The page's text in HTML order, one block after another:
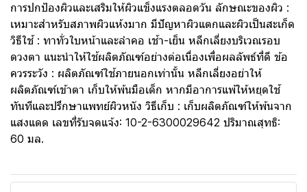
การปกป้องผิวและเสริมให้ผิวแข็งแรงตลอดวัน ลักษณะของผิว :
เหมาะสำหรับสภาพผิวแห้งมาก มีปัญหาผิวแตกและผิวเป็นสะเก็ด
วิธีใช้ : ทาทั่วใบหน้าและลำคอ เช้า-เย็น หลีกเลี่ยงบริเวณรอบ
ดวงตา แนะนำให้ใช้ผลิตภัณฑ์อย่างต่อเนื่องเพื่อผลลัพธ์ที่ดี ข้อ
ควรระวัง : ผลิตภัณฑ์ใช้ภายนอกเท่านั้น หลีกเลี่ยงอย่าให้
ผลิตภัณฑ์เข้าตา เก็บให้พ้นมือเด็ก หากมีอาการแพ้ให้หยุดใช้
ทันทีและปรึกษาแพทย์ผิวหนัง วิธีเก็บ : เก็บผลิตภัณฑ์ให้พ้นจาก
แสงแดด เลขที่รับจดแจ้ง: 10-2-6300029642 ปริมาณสุทธิ:
60 มล.